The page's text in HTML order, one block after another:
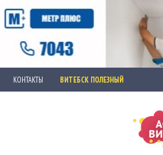
КОНТАКТЫ ВИТЕБСК ПОЛЕЗНЫЙ